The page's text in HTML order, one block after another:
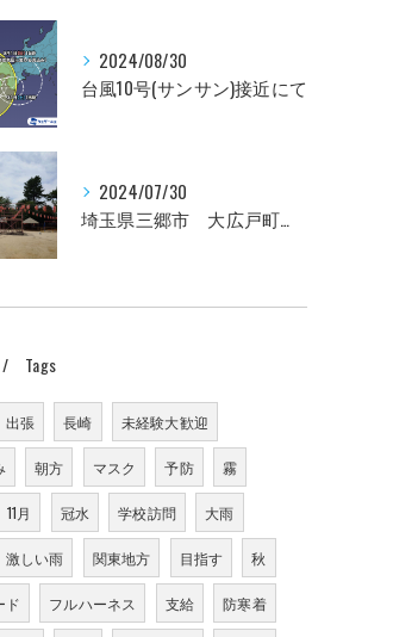
2024/08/30
台風10号(サンサン)接近にて
2024/07/30
埼玉県三郷市 大広戸町会納涼盆踊り大会のお知らせ 2024
Tags
出張 長崎 未経験大歓迎
朝方 マスク 予防 霧
11月 冠水 学校訪問 大雨
激しい雨 関東地方 目指す 秋
ド フルハーネス 支給 防寒着